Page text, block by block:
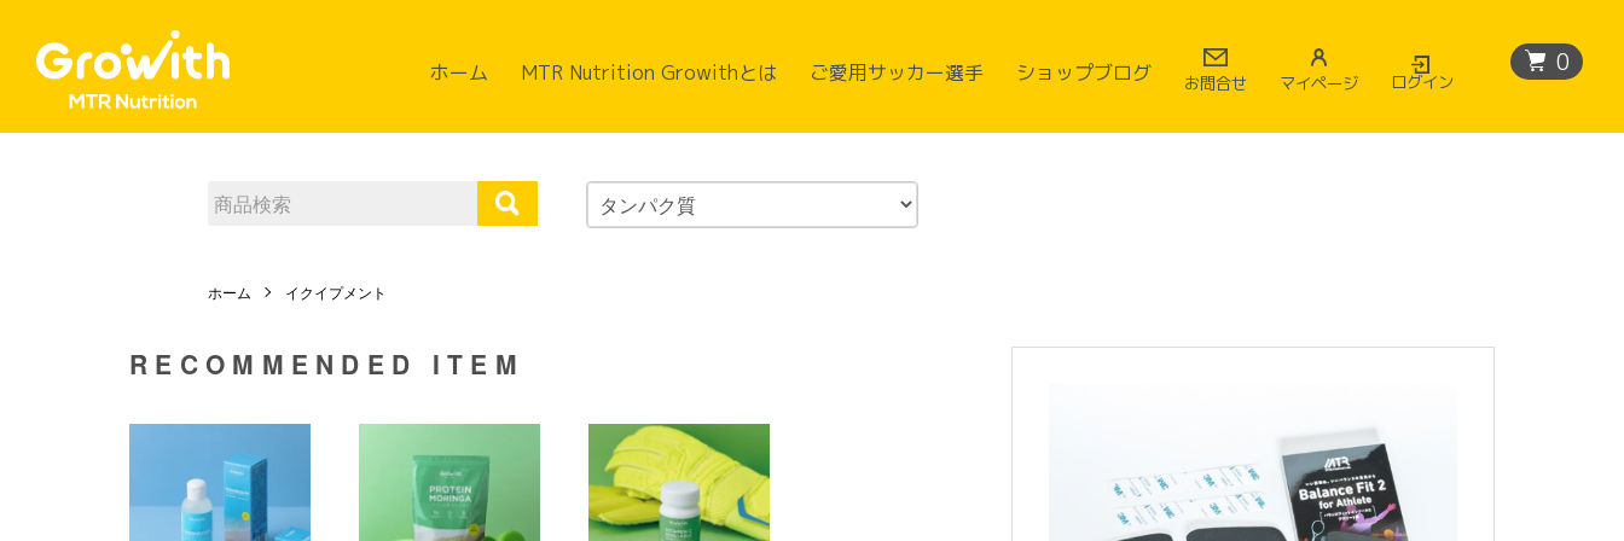
ホーム MTR Nutrition Growithとは ご愛用サッカー選手 ショップブログ お問合せ マイページ ログイン
0
ホーム イクイプメント
RECOMMENDED ITEM